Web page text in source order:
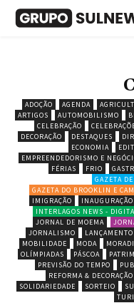
ADOÇÃO AGENDA
ARTIGOS
AUTOMOBILISMO
CELEBRAÇÃO
DECORAÇÃO
DESTAQUES
ECONOMIA
EMPREENDEDORISMO E
FÉRIAS
FRIO
GAZETA
GAZETA DO BROOKLIN E
IMIGRAÇÃO
INAUGURAÇÃO
INTERLAGOS NEWS -
JORNAL DE MOEMA
JORNALISMO
LANÇAMENTO
MOBILIDADE
MODA
OLÍMPIADAS
PÁSCOA
PREVISÃO DO TEMPO
REFORMA & DECORAÇÃO
SOLIDARIEDADE
SORTEIO